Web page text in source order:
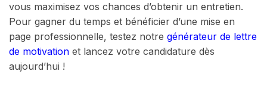
vous maximisez vos chances d’obtenir un entretien.
Pour gagner du temps et bénéficier d’une mise en
page professionnelle, testez notre générateur de lettre
de motivation et lancez votre candidature dès
aujourd’hui !